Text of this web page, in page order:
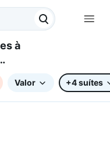
à
Valor +4 suítes